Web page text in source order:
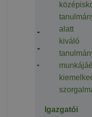
alatt
kiváló
Igazgatói